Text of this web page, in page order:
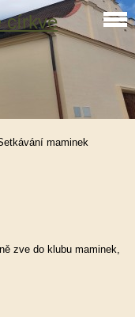
církve
maminek
zve do klubu maminek,